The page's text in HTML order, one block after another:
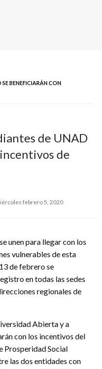
BENEFICIARÁN CON
de UNAD
de
febrero 5, 2020
unen para llegar con los
vulnerables de esta
de febrero se
en todas las sedes
regionales de
Abierta y a
con los incentivos del
Prosperidad Social
las dos entidades con